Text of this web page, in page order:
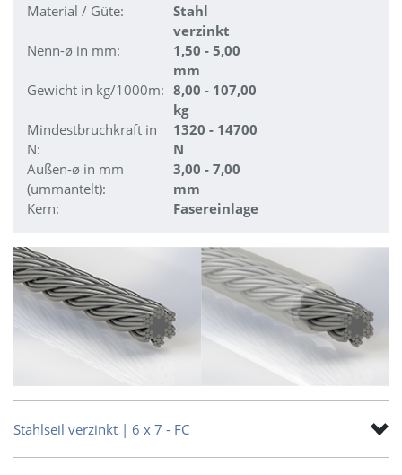
Material / Güte:
Stahl
verzinkt
Nenn-ø in mm:
1,50 - 5,00
mm
Gewicht in kg/1000m: 8,00 - 107,00
kg
Mindestbruchkraft in
N:
1320 - 14700
N
Außen-ø in mm
(ummantelt):
3,00 - 7,00
mm
Kern:
Fasereinlage
Stahlseil verzinkt | 6 x 7 - FC